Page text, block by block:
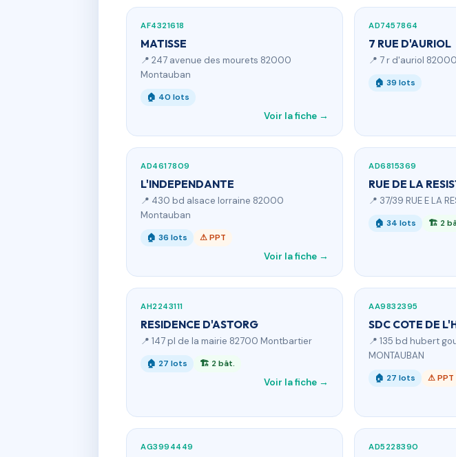
AF4321618
MATISSE
📍 247 avenue des mourets 82000
Montauban
🏠 40 lots
Voir la fiche →
AD7457864
7 RUE D'AURIOL
📍 7 r d'auriol
🏠 39 lots
AD4617809
L'INDEPENDANTE
📍 430 bd alsace lorraine 82000
Montauban
🏠 36 lots ⚠ PPT
Voir la fiche →
AD6815369
RUE DE LA
📍 37/39 RUE E LA
🏠 34 lots 🏗 2
AH2243111
RESIDENCE D'ASTORG
📍 147 pl de la mairie 82700 Montbartier
🏠 27 lots 🏗 2 bât.
Voir la fiche →
AA9832395
SDC COTE DE
📍 135 bd hubert
MONTAUBAN
🏠 27 lots ⚠ PPT
AG3994449 AD5228390